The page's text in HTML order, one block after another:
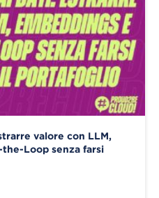
valore con LLM,
Loop senza farsi